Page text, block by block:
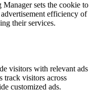
Manager sets the cookie to
efficiency of
their services.
visitors with relevant ads
track visitors across
customized ads.